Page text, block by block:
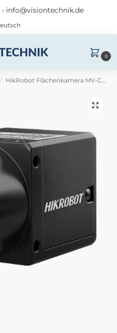
• info@visiontechnik.de
0
/ HikRobot Flächenkamera MV-CH120-60UC V5